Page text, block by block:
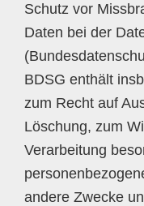
Schutz vor
Daten bei der
BDSG enthält
zum Recht auf
Löschung, zum
Verarbeitung
andere Zwecke